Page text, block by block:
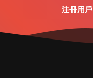
注冊用戶